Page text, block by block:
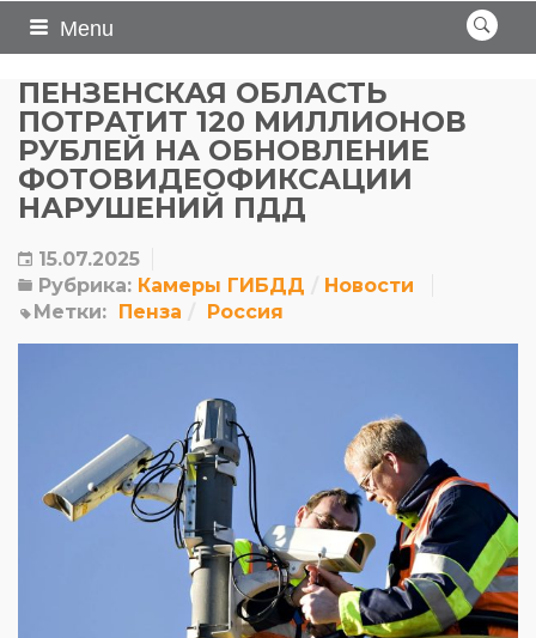
Menu
ПЕНЗЕНСКАЯ ОБЛАСТЬ
ПОТРАТИТ 120 МИЛЛИОНОВ
РУБЛЕЙ НА ОБНОВЛЕНИЕ
ФОТОВИДЕОФИКСАЦИИ
НАРУШЕНИЙ ПДД
15.07.2025
Рубрика: Камеры ГИБДД
Новости
Метки: Пенза Россия